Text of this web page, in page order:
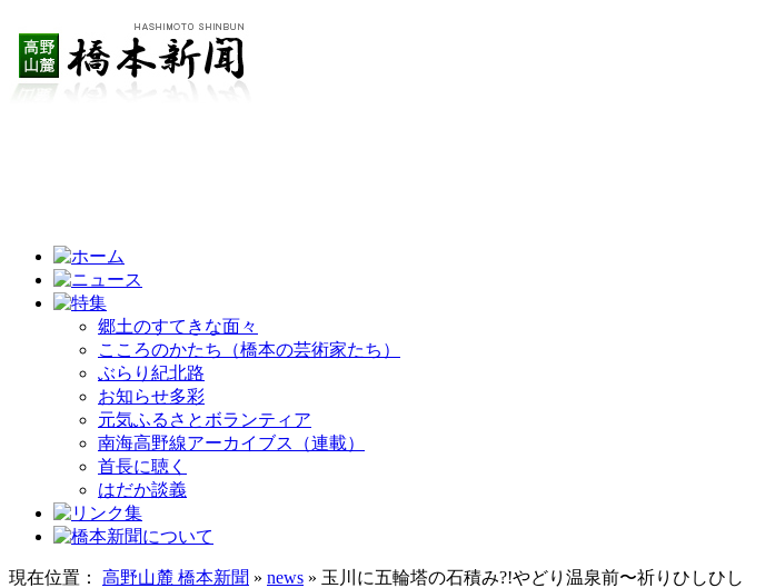
郷土のすてきな面々
こころのかたち（橋本の芸術家たち）
ぶらり紀北路
お知らせ多彩
元気ふるさとボランティア
南海高野線アーカイブス（連載）
首長に聴く
はだか談義
現在位置： 高野山麓 橋本新聞 » news » 玉川に五輪塔の石積み?!やどり温泉前〜祈りひしひし